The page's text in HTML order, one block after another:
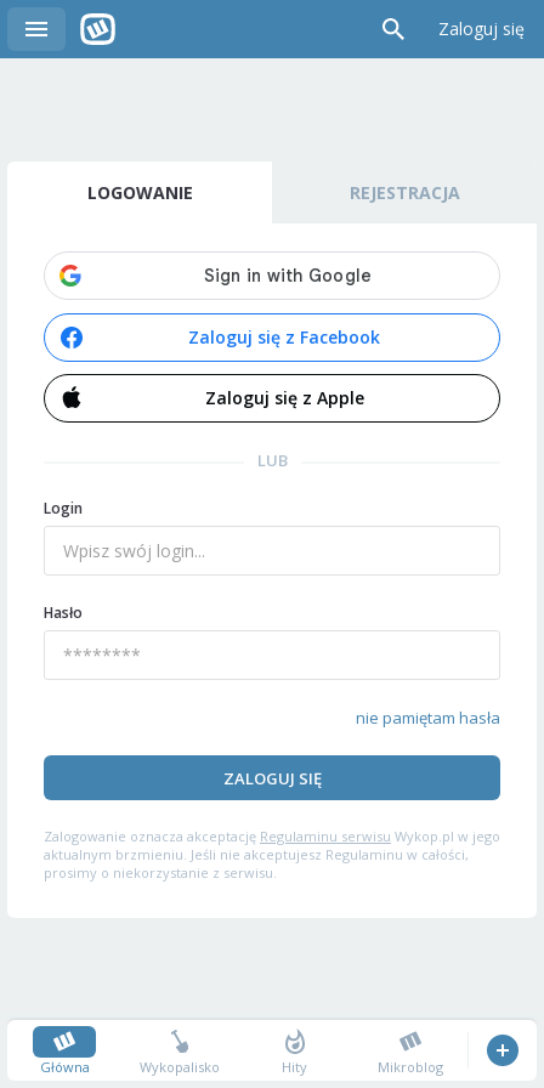
Zaloguj się
LOGOWANIE REJESTRACJA
Zaloguj się z Facebook
Zaloguj się z Apple
LUB
Login
Hasło
nie pamiętam hasła
ZALOGUJ SIĘ
Zalogowanie oznacza akceptację Regulaminu serwisu Wykop.pl w jego
aktualnym brzmieniu. Jeśli nie akceptujesz Regulaminu w całości,
prosimy o niekorzystanie z serwisu.
Główna Wykopalisko Hity Mikroblog